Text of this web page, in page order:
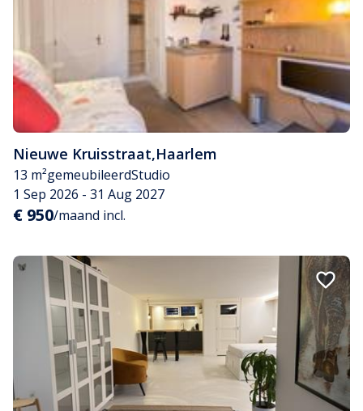
Nieuwe Kruisstraat,Haarlem
13 m²gemeubileerdStudio
1 Sep 2026 - 31 Aug 2027
€ 950/maand incl.